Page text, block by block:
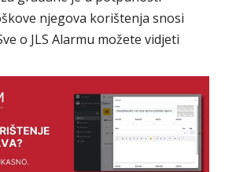
njegova korištenja snosi
o JLS Alarmu možete vidjeti